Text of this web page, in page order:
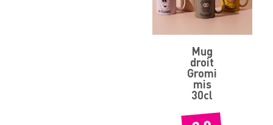
Mug
droit
Gromi
mis
30cl